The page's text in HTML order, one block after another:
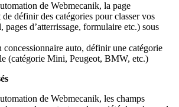
de Webmecanik, la page
de définir des catégories pour classer vos
pages d’atterrissage, formulaire etc.) sous
concessionnaire auto, définir une catégorie
(catégorie Mini, Peugeot, BMW, etc.)
de Webmecanik, les champs